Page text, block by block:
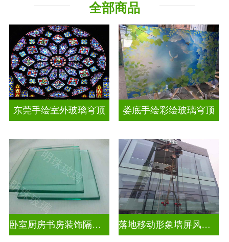
其它玻璃
全部商品
东莞手绘室外玻璃穹顶 娄底手绘彩绘玻璃穹顶
卧室厨房书房装饰隔断屏风 落地移动形象墙屏风隔断